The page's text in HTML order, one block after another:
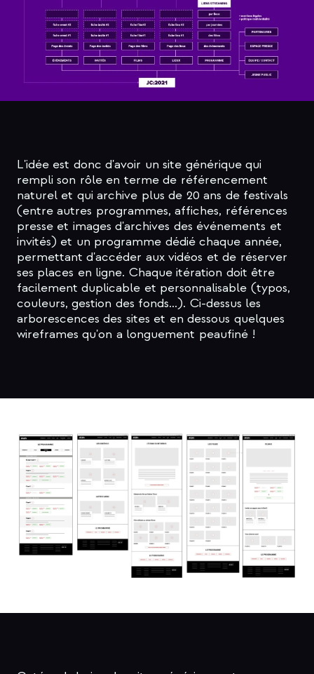
L'idée est donc d'avoir un site générique qui
rempli son rôle en terme de référencement
naturel et qui archive plus de 20 ans de festivals
(entre autres programmes, affiches, références
presse et images d'archives des événements et
invités) et un programme dédié chaque année,
permettant d'accéder aux vidéos et de réserver
ses places en ligne. Chaque itération doit être
facilement duplicable et personnalisable (typos,
couleurs, gestion des fonds...). Ci-dessus les
arborescences des sites et en dessous quelques
wireframes qu'on a longuement peaufiné !